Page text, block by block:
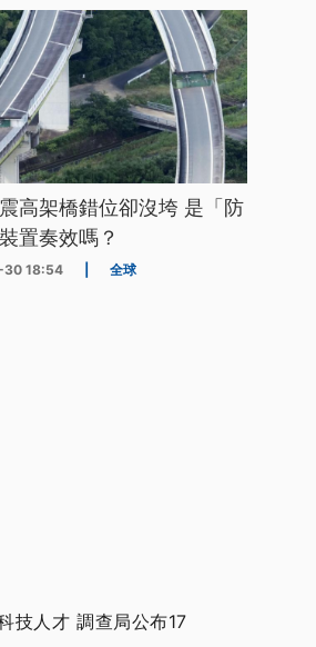
高架橋錯位卻沒垮 是「防
置奏效嗎？
18:54 全球
技人才 調查局公布17